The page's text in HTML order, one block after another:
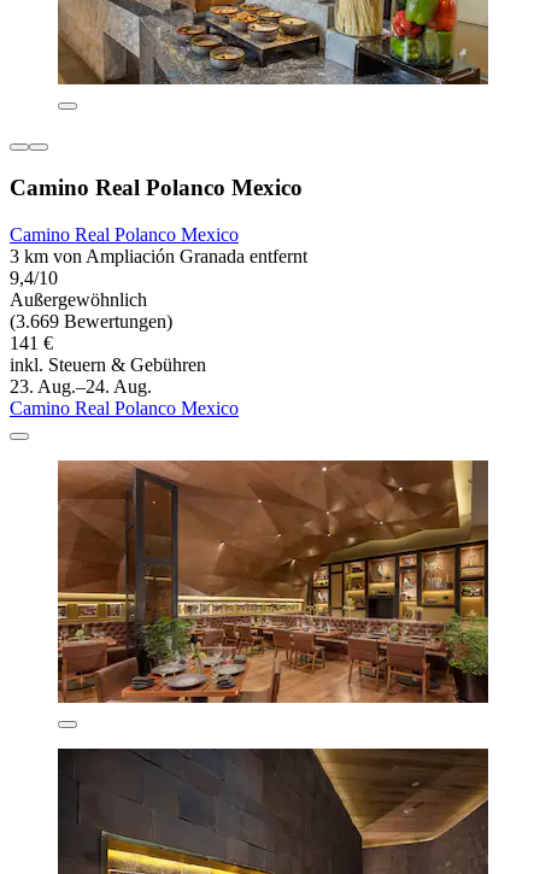
Camino Real Polanco Mexico
Camino Real Polanco Mexico
3 km von Ampliación Granada entfernt
9,4/10
Außergewöhnlich
(3.669 Bewertungen)
141 €
inkl. Steuern & Gebühren
23. Aug.–24. Aug.
Camino Real Polanco Mexico